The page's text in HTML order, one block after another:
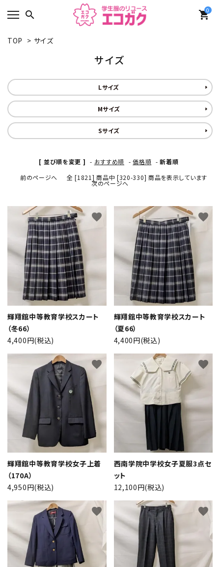
search 0
shopping_cart
TOP > サイズ
サイズ
Lサイズ
Mサイズ
Sサイズ
[ 並び順を変更 ] - おすすめ順 -価格順 -新着順
前のページへ
全 [1821] 商品中 [320-330] 商品を表示しています
次のページへ
輝翔館中等教育学校スカート
（冬66）
4,400円(税込)
favorite
輝翔館中等教育学校スカート
（夏66）
4,400円(税込)
favorite
輝翔館中等教育学校女子上着
（170A）
4,950円(税込)
favorite
西南学院中学校女子夏服3点セ
ット
12,100円(税込)
favorite
favorite favorite